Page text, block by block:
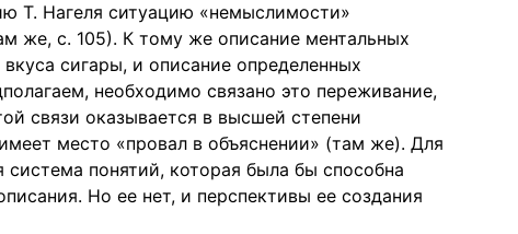
Т. Нагеля ситуацию «немыслимости»
же, с. 105). К тому же описание ментальных
сигары, и описание определенных
необходимо связано это переживание,
связи оказывается в высшей степени
место «провал в объяснении» (там же). Для
понятий, которая была бы способна
Но ее нет, и перспективы ее создания